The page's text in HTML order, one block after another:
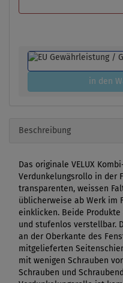
in den
Beschreibung
Das originale VELUX
Verdunkelungsrollo in der
transparenten, weissen
üblicherweise ab Werk im
einklicken. Beide
und stufenlos verstellbar.
an der Oberkante des
mitgelieferten
mit wenigen Schrauben
Schrauben und